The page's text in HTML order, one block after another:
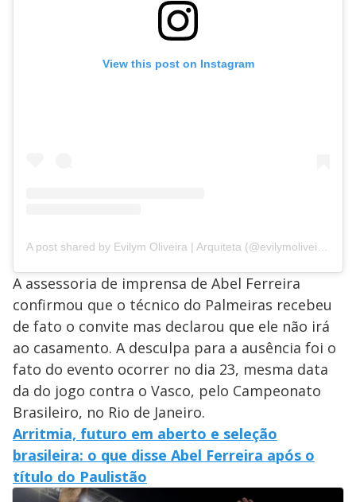
View this post on Instagram
A post shared by Evilym Oliveira | Arquiteta (@evilymoliveira)
A assessoria de imprensa de Abel Ferreira
confirmou que o técnico do Palmeiras recebeu
de fato o convite mas declarou que ele não irá
ao casamento. A desculpa para a ausência foi o
fato do evento ocorrer no dia 23, mesma data
da do jogo contra o Vasco, pelo Campeonato
Brasileiro, no Rio de Janeiro.
Arritmia, futuro em aberto e seleção
brasileira: o que disse Abel Ferreira após o
título do Paulistão